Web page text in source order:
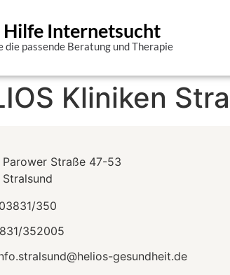
Hilfe Internetsucht
die passende Beratung und Therapie
Kliniken
Parower Straße 47-53
03831/350
352005
gesundheit.de